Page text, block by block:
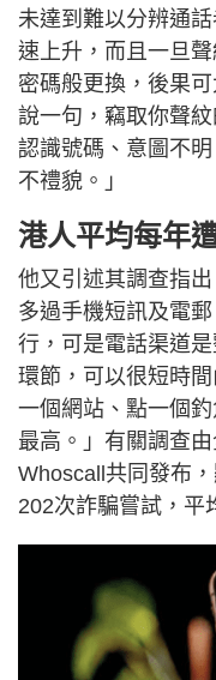
未達到難以分辨通
速上升，而且一旦
密碼般更換，後果
說一句，竊取你聲
認識號碼、意圖不
不禮貌。」
港人平均每年
他又引述其調查指
多過手機短訊及電
行，可是電話渠道
環節，可以很短時
一個網站、點一個
最高。」有關調查
Whoscall共同發布
202次詐騙嘗試，平